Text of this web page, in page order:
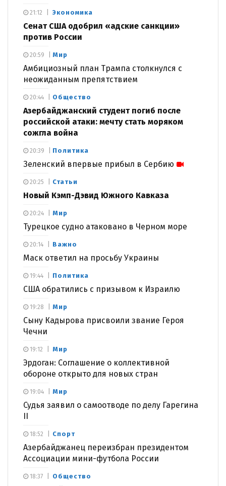
Экономика
Сенат США одобрил «адские санкции»
против России
21:12
Мир
Амбициозный план Трампа столкнулся с
неожиданным препятствием
20:59
Общество
Азербайджанский студент погиб после
российской атаки: мечту стать моряком
сожгла война
20:44
Политика
Зеленский впервые прибыл в Сербию
20:39
Статьи
Новый Кэмп-Дэвид Южного Кавказа
20:25
Мир
Турецкое судно атаковано в Черном море
20:24
Важно
Маск ответил на просьбу Украины
20:14
Политика
США обратились с призывом к Израилю
19:44
Мир
Сыну Кадырова присвоили звание Героя
Чечни
19:28
Мир
Эрдоган: Соглашение о коллективной
обороне открыто для новых стран
19:12
Мир
Судья заявил о самоотводе по делу Гарегина
II
19:04
Спорт
Азербайджанец переизбран президентом
Ассоциации мини-футбола России
18:52
Общество
18:37